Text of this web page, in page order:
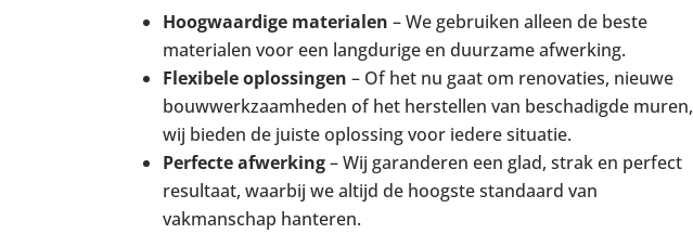
Hoogwaardige materialen – We gebruiken alleen de beste
materialen voor een langdurige en duurzame afwerking.
Flexibele oplossingen – Of het nu gaat om renovaties, nieuwe
bouwwerkzaamheden of het herstellen van beschadigde muren,
wij bieden de juiste oplossing voor iedere situatie.
Perfecte afwerking– Wij garanderen een glad, strak en perfect
resultaat, waarbij we altijd de hoogste standaard van
vakmanschap hanteren.